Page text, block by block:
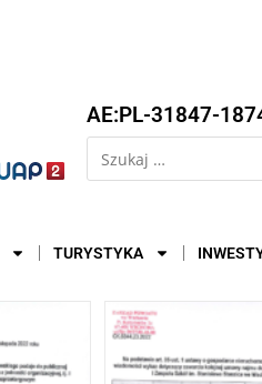
AE:PL-31847-
TURYSTYKA